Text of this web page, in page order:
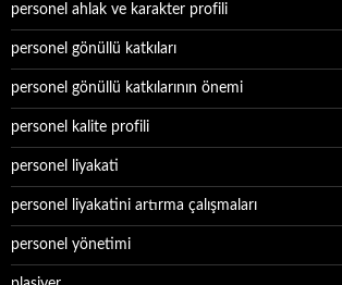
personel ahlak ve karakter profili
personel gönüllü katkıları
personel gönüllü katkılarının önemi
personel kalite profili
personel liyakati
personel liyakatini artırma çalışmaları
personel yönetimi